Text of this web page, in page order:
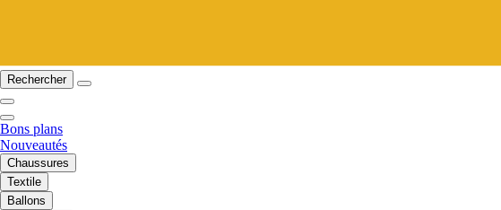
Rechercher
Bons plans
Nouveautés
Chaussures
Textile
Ballons